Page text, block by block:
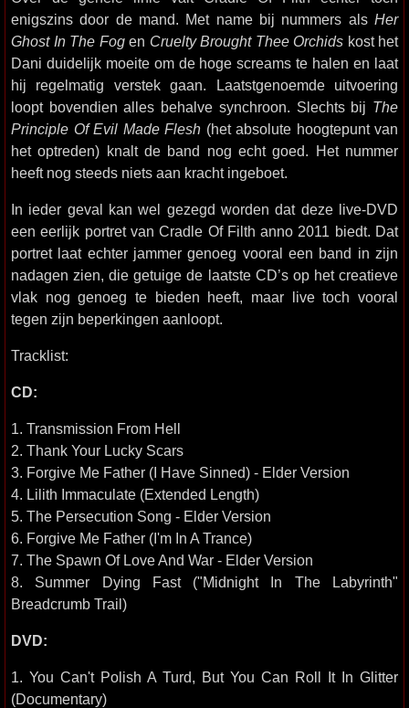
enigszins door de mand. Met name bij nummers als Her
Ghost In The Fogen Cruelty Brought Thee Orchids kost het
Dani duidelijk moeite om de hoge screams te halen en laat
hij regelmatig verstek gaan. Laatstgenoemde uitvoering
loopt bovendien alles behalve synchroon. Slechts bij The
Principle Of Evil Made Flesh (het absolute hoogtepunt van
het optreden) knalt de band nog echt goed. Het nummer
heeft nog steeds niets aan kracht ingeboet.
In ieder geval kan wel gezegd worden dat deze live-DVD
een eerlijk portret van Cradle Of Filth anno 2011 biedt. Dat
portret laat echter jammer genoeg vooral een band in zijn
nadagen zien, die getuige de laatste CD’s op het creatieve
vlak nog genoeg te bieden heeft, maar live toch vooral
tegen zijn beperkingen aanloopt.
Tracklist:
CD:
1. Transmission From Hell
2. Thank Your Lucky Scars
3. Forgive Me Father (I Have Sinned) - Elder Version
4. Lilith Immaculate (Extended Length)
5. The Persecution Song - Elder Version
6. Forgive Me Father (I'm In A Trance)
7. The Spawn Of Love And War - Elder Version
8. Summer Dying Fast ("Midnight In The Labyrinth"
Breadcrumb Trail)
DVD:
1. You Can't Polish A Turd, But You Can Roll It In Glitter
(Documentary)